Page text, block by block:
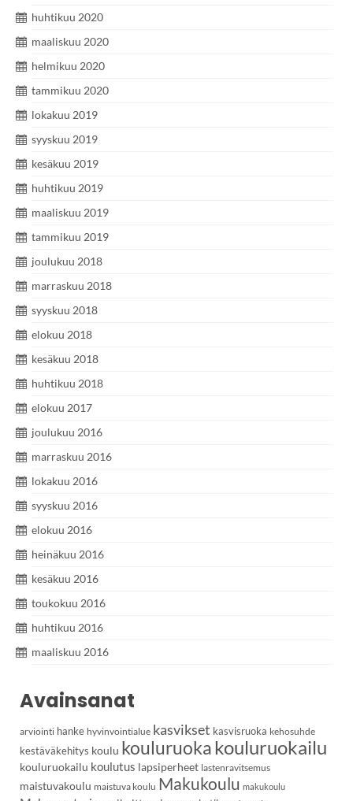
huhtikuu 2020
maaliskuu 2020
helmikuu 2020
tammikuu 2020
lokakuu 2019
syyskuu 2019
kesäkuu 2019
huhtikuu 2019
maaliskuu 2019
tammikuu 2019
joulukuu 2018
marraskuu 2018
syyskuu 2018
elokuu 2018
kesäkuu 2018
huhtikuu 2018
elokuu 2017
joulukuu 2016
marraskuu 2016
lokakuu 2016
syyskuu 2016
elokuu 2016
heinäkuu 2016
kesäkuu 2016
toukokuu 2016
huhtikuu 2016
maaliskuu 2016
Avainsanat
arviointi hanke hyvinvointialue kasvikset kasvisruoka kehosuhde
kestäväkehitys koulu kouluruokakouluruokailu
kouluruokailu koulutus lapsiperheet lastenravitsemus
maistuvakoulu maistuva koulu Makukoulu makukoulu